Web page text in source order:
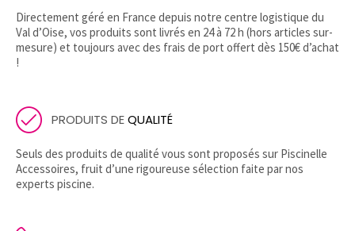
Directement géré en France depuis notre centre logistique du
Val d’Oise, vos produits sont livrés en 24 à 72 h (hors articles sur-
mesure) et toujours avec des frais de port offert dès 150€ d’achat
!
PRODUITS DEQUALITÉ
Seuls des produits de qualité vous sont proposés sur Piscinelle
Accessoires, fruit d’une rigoureuse sélection faite par nos
experts piscine.